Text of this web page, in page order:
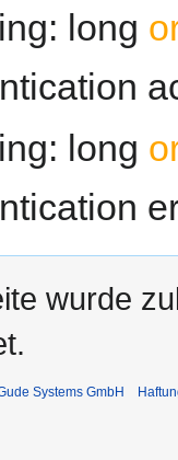
long
long
wurde
Systems GmbH